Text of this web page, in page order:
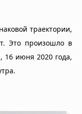
траектории,
Это произошло в
16 июня 2020 года,